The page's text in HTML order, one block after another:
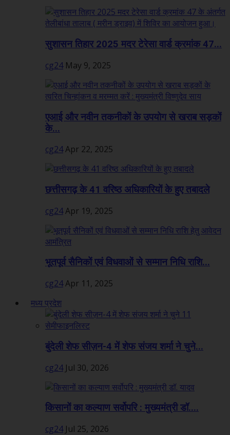
सुशासन तिहार 2025 मदर टेरेसा वार्ड क्रमांक 47...
cg24 May 9, 2025
एआई और नवीन तकनीकों के उपयोग से खराब सड़कों
के...
cg24Apr 22, 2025
छत्तीसगढ़ के 41 वरिष्ठ अधिकारियों के हुए तबादले
cg24Apr 19, 2025
भूतपूर्व सैनिकों एवं विधवाओं से सम्मान निधि राशि...
cg24Apr 11, 2025
मध्य प्रदेश
बुंदेली शेफ सीज़न-4 में शेफ संजय शर्मा ने चुने...
cg24 Jul 30, 2026
किसानों का कल्याण सर्वोपरि : मुख्यमंत्री डॉ....
cg24 Jul 25, 2026